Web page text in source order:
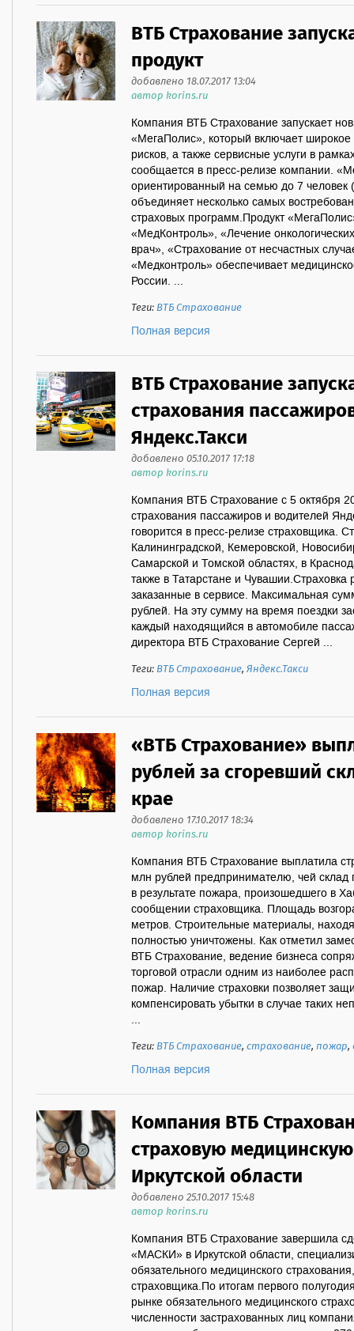
ВТБ Страхование
продукт
добавлено 18.07.2017 13:04
автор korins.ru
Компания ВТБ Страхование запускает
«МегаПолис», который включает
рисков, а также сервисные услуги в
сообщается в пресс-релизе компании.
ориентированный на семью до 7 человек
объединяет несколько самых
страховых программ.Продукт
«МедКонтроль», «Лечение
врач», «Страхование от несчастных
«Медконтроль» обеспечивает
России. ...
Теги:ВТБ Страхование
Полная версия
ВТБ Страхование
страхования
Яндекс.Такси
добавлено 05.10.2017 17:18
автор korins.ru
Компания ВТБ Страхование с 5 октября
страхования пассажиров и водителей
говорится в пресс-релизе страховщика.
Калининградской, Кемеровской,
Самарской и Томской областях, в
также в Татарстане и Чувашии.Страховка
заказанные в сервисе. Максимальная
рублей. На эту сумму на время поездки
каждый находящийся в автомобиле
директора ВТБ Страхование Сергей ...
Теги:ВТБ Страхование,Яндекс.Такси
Полная версия
«ВТБ Страхование»
рублей за сгоревший
крае
добавлено 17.10.2017 18:34
автор korins.ru
Компания ВТБ Страхование выплатила
млн рублей предпринимателю, чей
в результате пожара, произошедшего в
сообщении страховщика. Площадь
метров. Строительные материалы,
полностью уничтожены. Как отметил
ВТБ Страхование, ведение бизнеса
торговой отрасли одним из наиболее
пожар. Наличие страховки позволяет
компенсировать убытки в случае таких
...
Теги:ВТБ Страхование,страхование,пожар,
Полная версия
Компания ВТБ
страховую
Иркутской области
добавлено 25.10.2017 15:48
автор korins.ru
Компания ВТБ Страхование завершила
«МАСКИ» в Иркутской области,
обязательного медицинского
страховщика.По итогам первого
рынке обязательного медицинского
численности застрахованных лиц